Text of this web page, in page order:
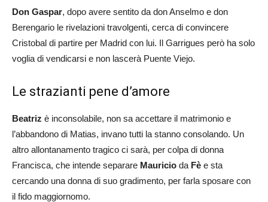
Don Gaspar, dopo avere sentito da don Anselmo e don
Berengario le rivelazioni travolgenti, cerca di convincere
Cristobal di partire per Madrid con lui. Il Garrigues però ha solo
voglia di vendicarsi e non lascerà Puente Viejo.
Le strazianti pene d’amore
Beatriz è inconsolabile, non sa accettare il matrimonio e
l’abbandono di Matias, invano tutti la stanno consolando. Un
altro allontanamento tragico ci sarà, per colpa di donna
Francisca, che intende separare Mauricio da Fè e sta
cercando una donna di suo gradimento, per farla sposare con
il fido maggiornomo.